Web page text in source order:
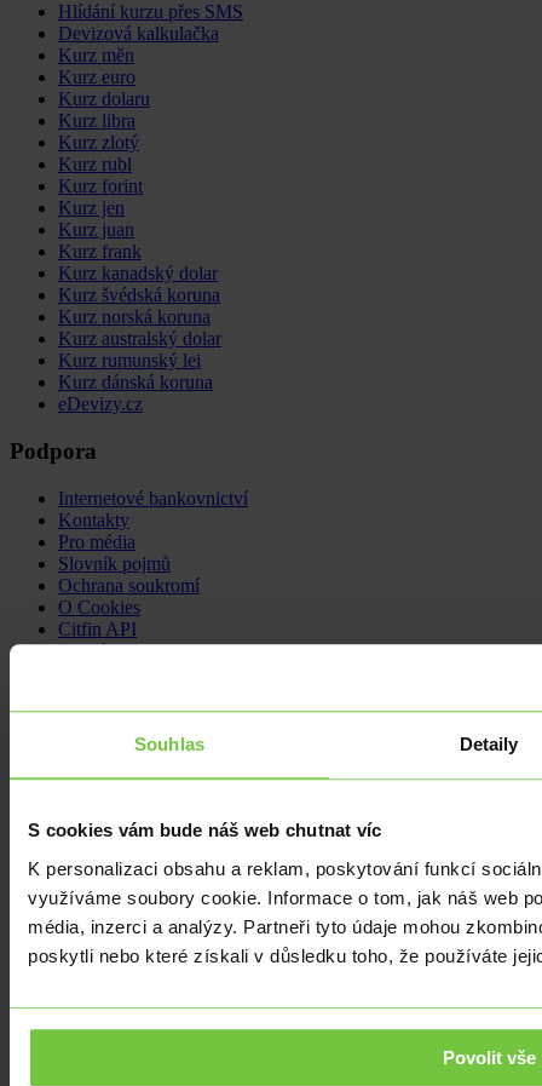
Souhlas Detaily
S cookies vám bude náš web chutnat víc
K personalizaci obsahu a reklam, poskytování funkcí
využíváme soubory cookie. Informace o tom, jak náš web
média, inzerci a analýzy. Partneři tyto údaje mohou
poskytli nebo které získali v důsledku toho, že používáte
Povolit vše
Hlídání kurzu přes SMS
Devizová kalkulačka
Kurz měn
Kurz euro
Kurz dolaru
Kurz libra
Kurz zlotý
Kurz rubl
Kurz forint
Kurz jen
Kurz juan
Kurz frank
Kurz kanadský dolar
Kurz švédská koruna
Kurz norská koruna
Kurz australský dolar
Kurz rumunský lei
Kurz dánská koruna
eDevizy.cz
Podpora
Internetové bankovnictví
Kontakty
Pro média
Slovník pojmů
Ochrana soukromí
O Cookies
Citfin API
Etická linka
Novinky a tiskové zprávy
Informační povinnost
Sledujte nás